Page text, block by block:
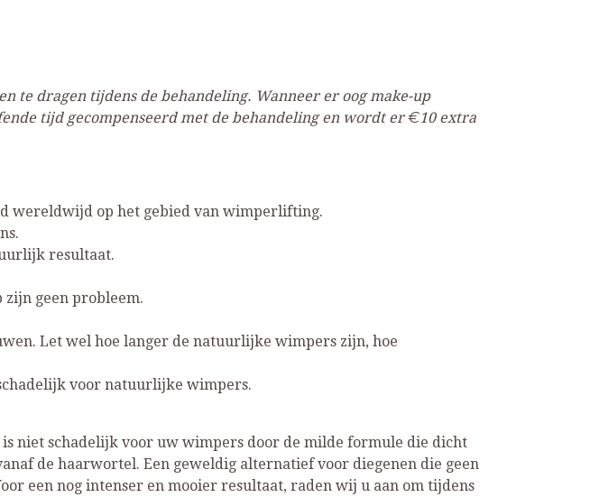
te dragen tijdens de behandeling. Wanneer er oog make-up
tijd gecompenseerd met de behandeling en wordt er €10 extra
wereldwijd op het gebied van wimperlifting.
resultaat.
geen probleem.
Let wel hoe langer de natuurlijke wimpers zijn, hoe
voor natuurlijke wimpers.
niet schadelijk voor uw wimpers door de milde formule die dicht
de haarwortel. Een geweldig alternatief voor diegenen die geen
een nog intenser en mooier resultaat, raden wij u aan om tijdens